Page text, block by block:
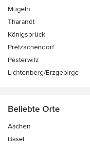
Mügeln
Tharandt
Königsbrück
Pretzschendorf
Pesterwitz
Lichtenberg/Erzgebirge
Beliebte Orte
Aachen
Basel